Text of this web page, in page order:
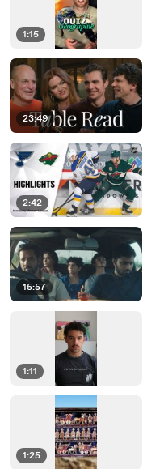
1:15
23:49
2:42
15:57
1:11
1:25